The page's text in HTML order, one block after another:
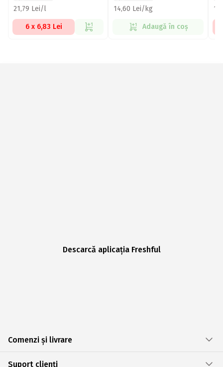
21,79 Lei/l
6 x 6,83 Lei
14,60 Lei/kg
Adaugă în coș
Descarcă aplicația Freshful
Comenzi și livrare
Suport clienți